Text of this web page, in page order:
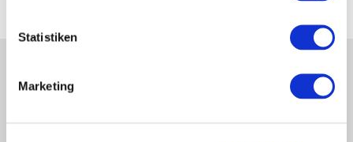
Statistiken
Marketing
Presse